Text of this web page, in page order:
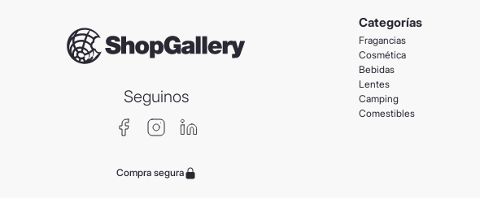
Seguinos
Compra segura
Categorías
Fragancias
Cosmética
Bebidas
Lentes
Camping
Comestibles